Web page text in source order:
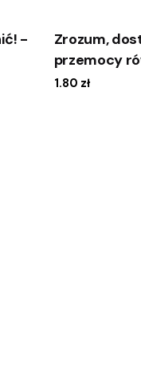
-
Zrozum,
przemocy
1.80 zł